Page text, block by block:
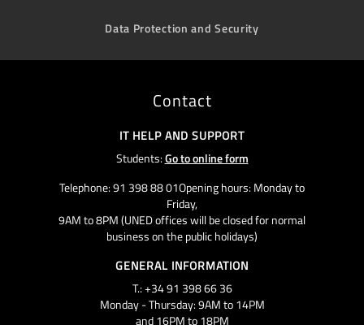
Data Protection and Security
Contact
IT HELP AND SUPPORT
Students:Go to online form
Telephone: 91 398 88 01Opening hours: Monday to
Friday,
9AM to 8PM (UNED offices will be closed for normal
business on the public holidays)
GENERAL INFORMATION
T.: +34 91 398 66 36
Monday - Thursday: 9AM to 14PM
and 16PM to 18PM